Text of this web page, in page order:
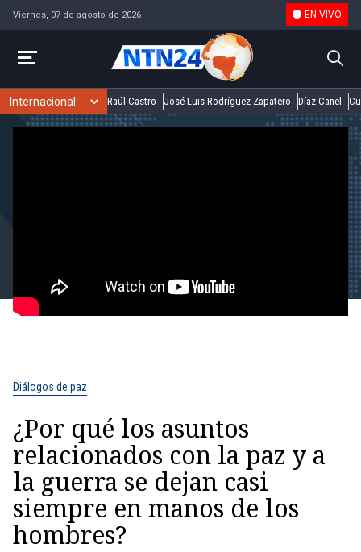
Viernes, 07 de agosto de 2026 EN VIVO
Raúl Castro José Luis Rodríguez Zapatero Díaz-Canel
Diálogos de paz
¿Por qué los asuntos
relacionados con la paz y a
la guerra se dejan casi
siempre en manos de los
hombres?